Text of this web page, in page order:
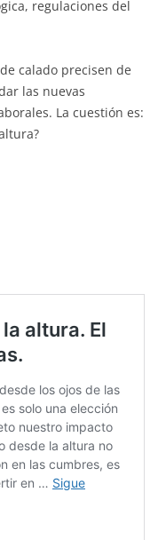
regulaciones del
calado precisen de
las nuevas
La cuestión es: